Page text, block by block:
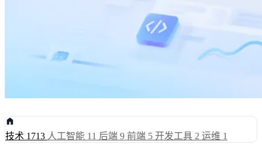
技术 1713 人工智能 11 后端 9 前端 5 开发工具 2 运维 1